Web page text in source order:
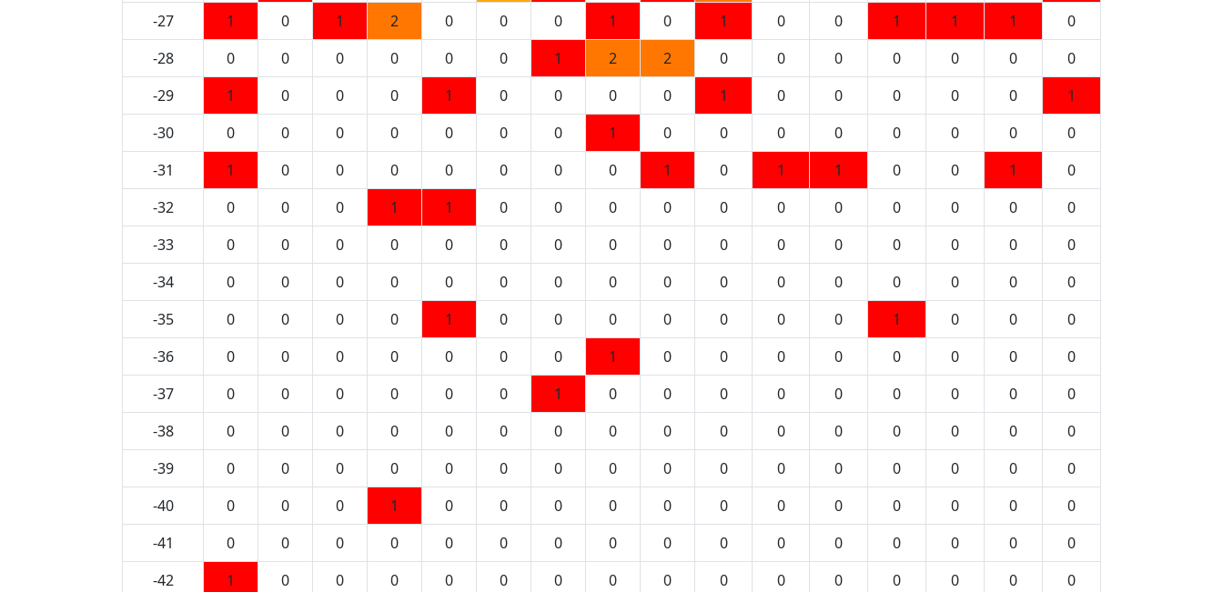
-27
1 0 1 2 0 0 0 1 0 1 0 0 1 1 1
0
-28
0 0 0 0 0 0 1 2 2 0 0 0 0 0 0
0
-29
1 0 0 0 1 0 0 0 0 1 0 0 0 0 0
1
-30
0 0 0 0 0 0 0 1 0 0 0 0 0 0 0
0
-31
1 0 0 0 0 0 0 0 1 0 1 1 0 0 1
0
-32
0 0 0 1 1 0 0 0 0 0 0 0 0 0 0
0
-33
0 0 0 0 0 0 0 0 0 0 0 0 0 0 0
0
-34
0 0 0 0 0 0 0 0 0 0 0 0 0 0 0
0
-35
0 0 0 0 1 0 0 0 0 0 0 0 1 0 0
0
-36
0 0 0 0 0 0 0 1 0 0 0 0 0 0 0
0
-37
0 0 0 0 0 0 1 0 0 0 0 0 0 0 0
0
-38
0 0 0 0 0 0 0 0 0 0 0 0 0 0 0
0
-39
0 0 0 0 0 0 0 0 0 0 0 0 0 0 0
0
-40
0 0 0 1 0 0 0 0 0 0 0 0 0 0 0
0
-41
0 0 0 0 0 0 0 0 0 0 0 0 0 0 0
0
-42
1 0 0 0 0 0 0 0 0 0 0 0 0 0 0
0